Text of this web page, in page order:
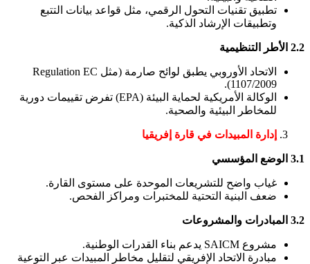
تطبيق تقنيات التحول الرقمي، مثل قواعد بيانات التتبع
وتطبيقات الإرشاد الذكية.
2.2 الأطر التنظيمية
الاتحاد الأوروبي يطبق لوائح صارمة (مثل Regulation EC
1107/2009).
الوكالة الأمريكية لحماية البيئة (EPA) تفرض تقييمات دورية
للمخاطر البيئية والصحية.
إدارة المبيدات في قارة إفريقيا
3.1 الوضع المؤسسي
غياب واضح للتشريعات الموحدة على مستوى القارة.
ضعف البنية التحتية للمختبرات ومراكز الفحص.
3.2 المبادرات والمشروعات
مشروع SAICM يدعم بناء القدرات الوطنية.
مبادرة الاتحاد الإفريقي لتقليل مخاطر المبيدات عبر التوعية